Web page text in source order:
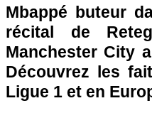
Mbappé buteur
récital de
Manchester City
Découvrez les
Ligue 1 et en